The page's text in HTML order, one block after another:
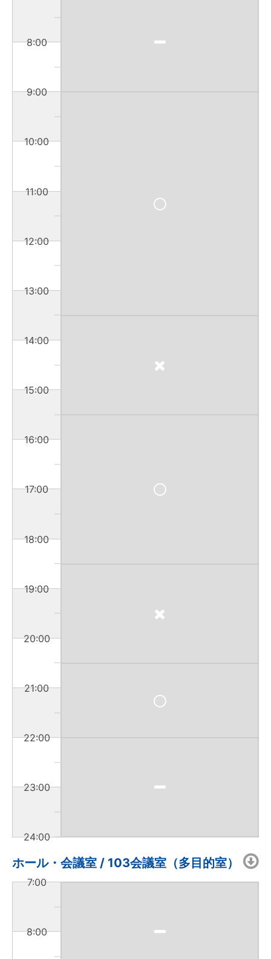
8:00
9:00
10:00
11:00
12:00
13:00
14:00
15:00
16:00
17:00
18:00
19:00
20:00
21:00
22:00
23:00
24:00
ホール・会議室 / 103会議室（多目的室）
7:00
8:00